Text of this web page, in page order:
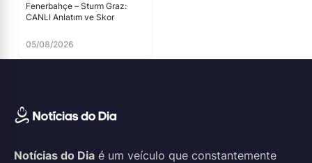
Fenerbahçe – Sturm Graz:
CANLI Anlatım ve Skor
05/08/2026
Notícias do Dia é um veículo que constantemente